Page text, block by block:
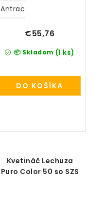
Antracitová
📦 Skladom (1 ks)
€55,76
DO KOŠÍKA
Kvetináč Lechuza
Puro Color 50 so SZS